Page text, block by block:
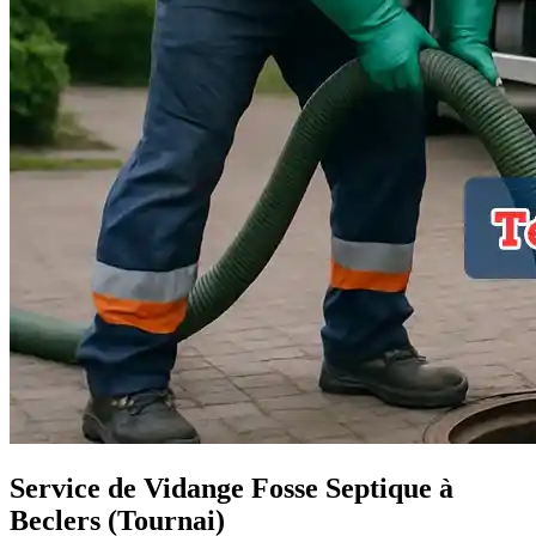
Service de Vidange Fosse Septique à
Beclers (Tournai)